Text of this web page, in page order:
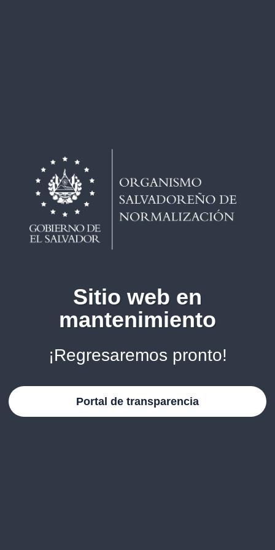
Sitio web en
mantenimiento
¡Regresaremos pronto!
Portal de transparencia